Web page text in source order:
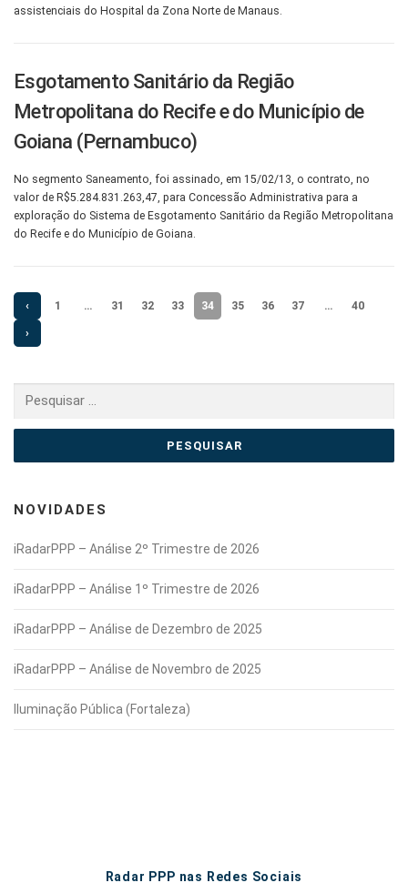
assistenciais do Hospital da Zona Norte de Manaus.
Esgotamento Sanitário da Região
Metropolitana do Recife e do Município de
Goiana (Pernambuco)
No segmento Saneamento, foi assinado, em 15/02/13, o contrato, no
valor de R$5.284.831.263,47, para Concessão Administrativa para a
exploração do Sistema de Esgotamento Sanitário da Região Metropolitana
do Recife e do Município de Goiana.
‹ 1 … 31 32 33 34 35 36 37 … 40
›
por:
NOVIDADES
iRadarPPP – Análise 2º Trimestre de 2026
iRadarPPP – Análise 1º Trimestre de 2026
iRadarPPP – Análise de Dezembro de 2025
iRadarPPP – Análise de Novembro de 2025
Iluminação Pública (Fortaleza)
Radar PPP nas Redes Sociais